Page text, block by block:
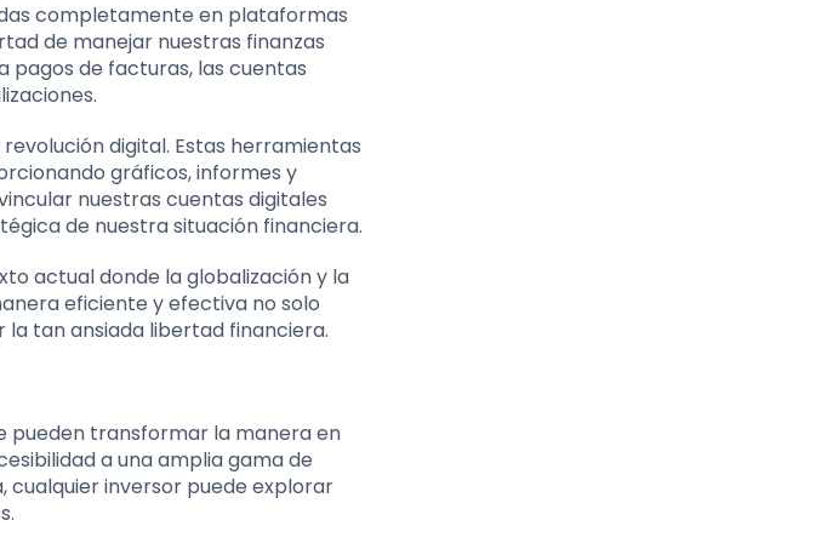
completamente en plataformas
de manejar nuestras finanzas
pagos de facturas, las cuentas
digital. Estas herramientas
gráficos, informes y
nuestras cuentas digitales
de nuestra situación financiera.
actual donde la globalización y la
eficiente y efectiva no solo
tan ansiada libertad financiera.
pueden transformar la manera en
a una amplia gama de
cualquier inversor puede explorar